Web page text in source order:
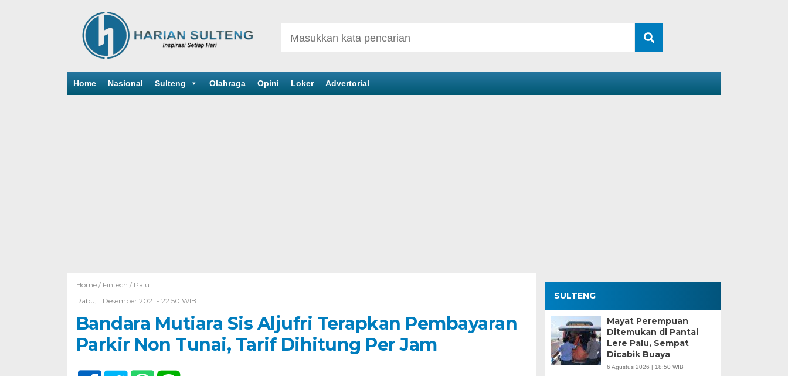
Home Nasional Sulteng Olahraga Opini Loker Advertorial
Home / Fintech / Palu
Rabu, 1 Desember 2021 - 22:50 WIB
Bandara Mutiara Sis Aljufri Terapkan Pembayaran
Parkir Non Tunai, Tarif Dihitung Per Jam
SULTENG
Mayat Perempuan
Ditemukan di Pantai
Lere Palu, Sempat
Dicabik Buaya
6 Agustus 2026 | 18:50 WIB